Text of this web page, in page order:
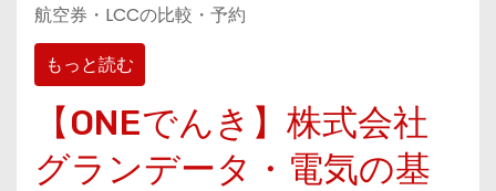
航空券・LCCの比較・予約
もっと読む
【ONEでんき】株式会社
グランデータ・電気の基